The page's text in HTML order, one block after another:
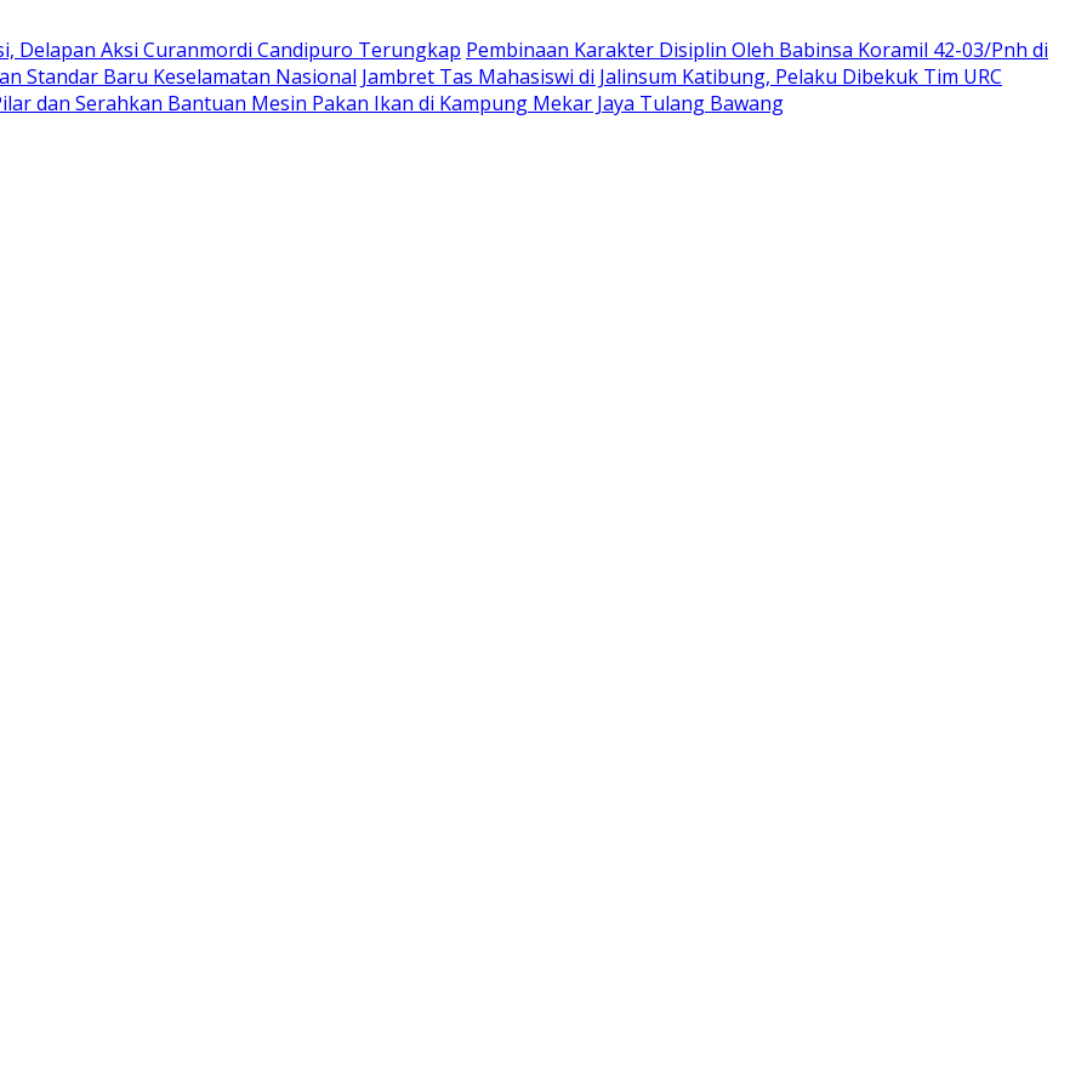
Delapan Aksi Curanmordi Candipuro Terungkap Pembinaan Karakter Disiplin Oleh Babinsa Koramil 42-03/Pnh di
Standar Baru Keselamatan Nasional Jambret Tas Mahasiswi di Jalinsum Katibung, Pelaku Dibekuk Tim URC
dan Serahkan Bantuan Mesin Pakan Ikan di Kampung Mekar Jaya Tulang Bawang